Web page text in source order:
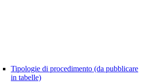
Tipologie di procedimento (da pubblicare
in tabelle)